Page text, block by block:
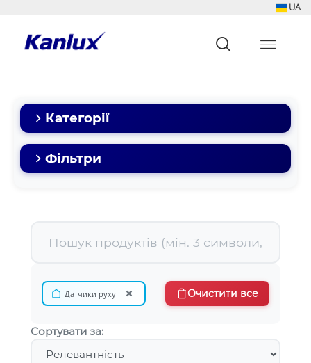
UA
główna
Категорії
Фільтри
Датчики руху × Очистити все
Сортувати за: